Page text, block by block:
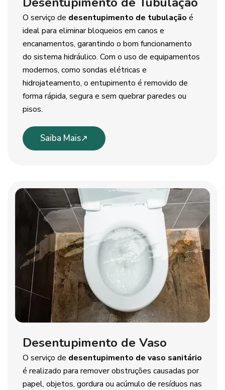
O serviço de desentupimento de tubulação é
ideal para eliminar bloqueios em canos e
encanamentos, garantindo o bom funcionamento
do sistema hidráulico. Com o uso de equipamentos
modernos, como sondas elétricas e
hidrojateamento, o entupimento é removido de
forma rápida, segura e sem quebrar paredes ou
pisos.
Saiba Mais
Desentupimento de Vaso
O serviço de desentupimento de vaso sanitário
é realizado para remover obstruções causadas por
papel, objetos, gordura ou acúmulo de resíduos nas